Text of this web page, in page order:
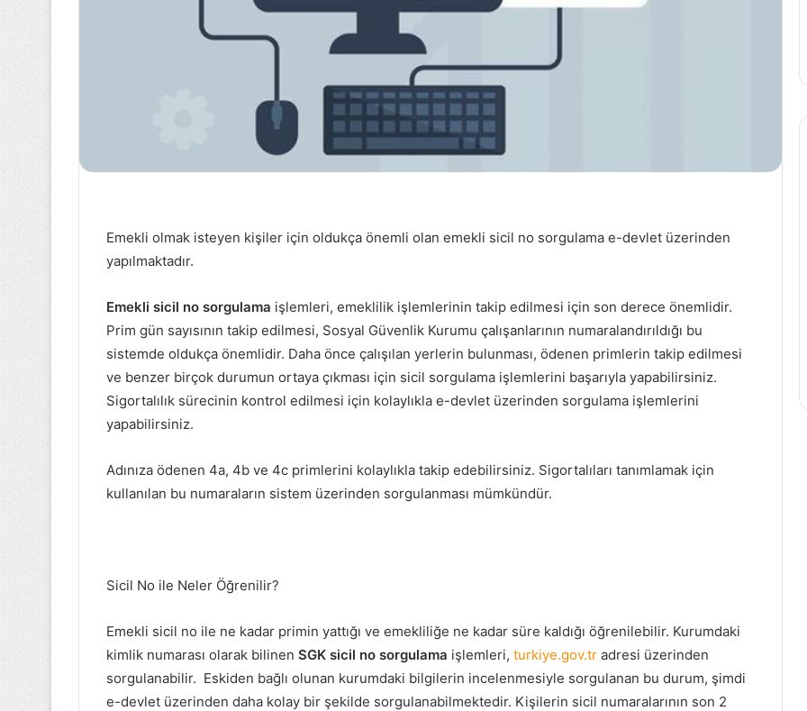
Emekli olmak isteyen kişiler için oldukça önemli olan emekli sicil no sorgulama e-devlet üzerinden
yapılmaktadır.
Emekli sicil no sorgulama işlemleri, emeklilik işlemlerinin takip edilmesi için son derece önemlidir.
Prim gün sayısının takip edilmesi, Sosyal Güvenlik Kurumu çalışanlarının numaralandırıldığı bu
sistemde oldukça önemlidir. Daha önce çalışılan yerlerin bulunması, ödenen primlerin takip edilmesi
ve benzer birçok durumun ortaya çıkması için sicil sorgulama işlemlerini başarıyla yapabilirsiniz.
Sigortalılık sürecinin kontrol edilmesi için kolaylıkla e-devlet üzerinden sorgulama işlemlerini
yapabilirsiniz.
Adınıza ödenen 4a, 4b ve 4c primlerini kolaylıkla takip edebilirsiniz. Sigortalıları tanımlamak için
kullanılan bu numaraların sistem üzerinden sorgulanması mümkündür.
Sicil No ile Neler Öğrenilir?
Emekli sicil no ile ne kadar primin yattığı ve emekliliğe ne kadar süre kaldığı öğrenilebilir. Kurumdaki
kimlik numarası olarak bilinen SGK sicil no sorgulama işlemleri, turkiye.gov.tr adresi üzerinden
sorgulanabilir. Eskiden bağlı olunan kurumdaki bilgilerin incelenmesiyle sorgulanan bu durum, şimdi
e-devlet üzerinden daha kolay bir şekilde sorgulanabilmektedir. Kişilerin sicil numaralarının son 2
Müzikli
Sportif
19 Mayıs Müzikli Sportif
Gösterilerle Kutlandı
lokomotifi
Anadolu
kutladı
21 Haziran 2023
Türk basketbolunun lokomotifi
Anadolu Efes,
şampiyonluklarını kutladı